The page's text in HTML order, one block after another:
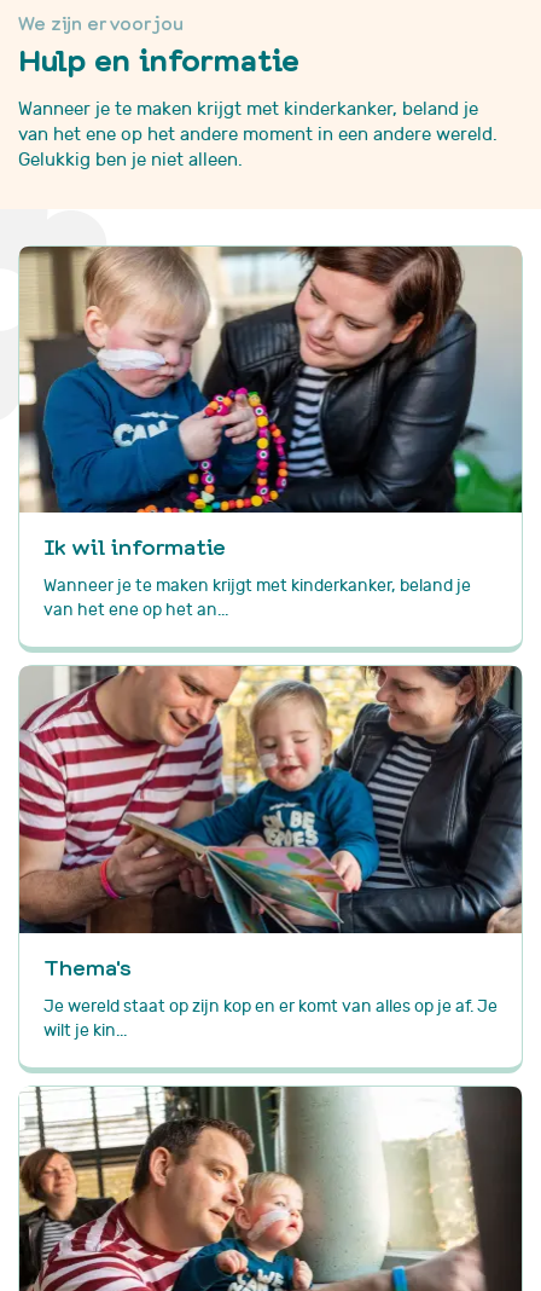
We zijn er voor jou
Hulp en informatie
Wanneer je te maken krijgt met kinderkanker, beland je
van het ene op het andere moment in een andere wereld.
Gelukkig ben je niet alleen.
Ik wil informatie
Wanneer je te maken krijgt met kinderkanker, beland je
van het ene op het an...
Thema's
Je wereld staat op zijn kop en er komt van alles op je af. Je
wilt je kin...